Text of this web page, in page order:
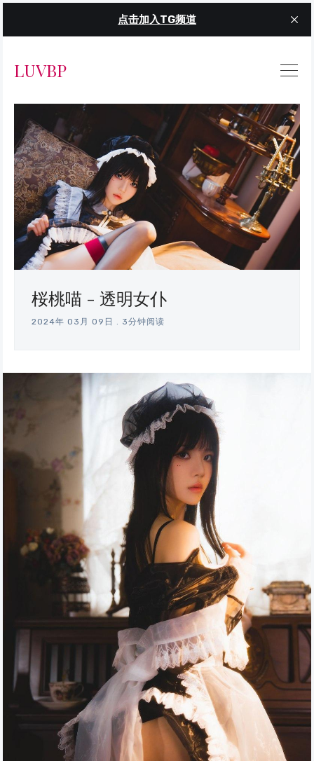
点击加入TG频道
LUVBP
桜桃喵 - 透明女仆
2024年 03月 09日 3分钟阅读